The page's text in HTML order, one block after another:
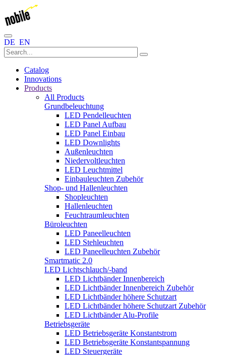
DE EN
Catalog
Innovations
Products
All Products
Grundbeleuchtung
LED Pendelleuchten
LED Panel Aufbau
LED Panel Einbau
LED Downlights
Außenleuchten
Niedervoltleuchten
LED Leuchtmittel
Einbauleuchten Zubehör
Shop- und Hallenleuchten
Shopleuchten
Hallenleuchten
Feuchtraumleuchten
Büroleuchten
LED Paneelleuchten
LED Stehleuchten
LED Paneelleuchten Zubehör
Smartmatic 2.0
LED Lichtschlauch/-band
LED Lichtbänder Innenbereich
LED Lichtbänder Innenbereich Zubehör
LED Lichtbänder höhere Schutzart
LED Lichtbänder höhere Schutzart Zubehör
LED Lichtbänder Alu-Profile
Betriebsgeräte
LED Betriebsgeräte Konstantstrom
LED Betriebsgeräte Konstantspannung
LED Steuergeräte